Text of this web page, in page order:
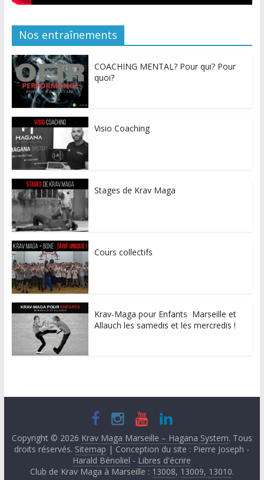
Nos entraînements
COACHING MENTAL? Pour qui? Pour
quoi?
Visio Coaching
Stages de Krav Maga
Cours collectifs
Krav-Maga pour Enfants Marseille et
Allauch les samedis et les mercredis !
Copyright © 2026 Krav Maga Marseille – Hagana System. Tous
droits réservés. Sitemap | Conception du site : Pierre Joseph -
Harald Bénoliel - Libres d'écrire
Club de Krav Maga à Marseille : 13008, 13009, 13010.